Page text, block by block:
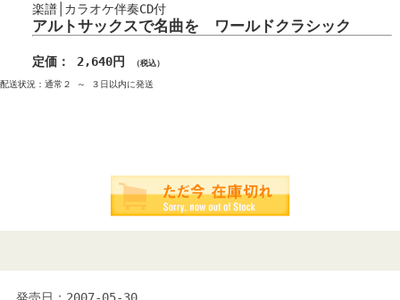
楽譜│カラオケ伴奏CD付
アルトサックスで名曲を ワールドクラシック
定価： 2,640円 （税込）
配送状況：通常２ ～ ３日以内に発送